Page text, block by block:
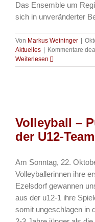
Das Ensemble um
sich in unveränderter
Von Markus Weininger
Aktuelles
Kommentare
Weiterlesen
Volleyball –
der U12-
Am Sonntag, 22.
Volleyballerinnen ihre
Ezelsdorf gewannen
aus der u12-1 ihre
somit ungeschlagen in